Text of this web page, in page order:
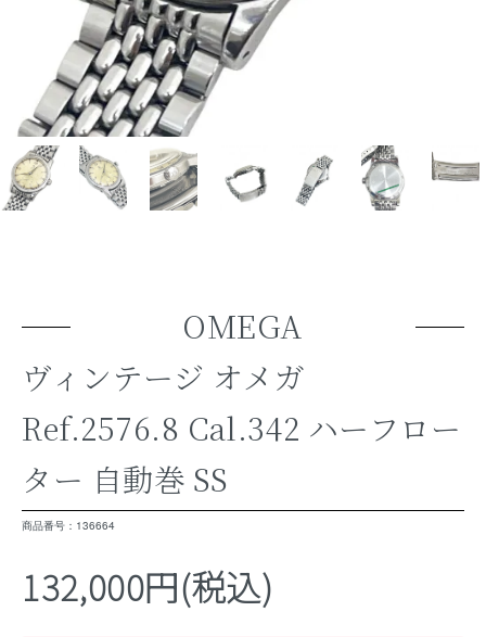
OMEGA
ヴィンテージ オメガ
Ref.2576.8 Cal.342 ハーフロー
ター 自動巻 SS
商品番号：136664
132,000円(税込)